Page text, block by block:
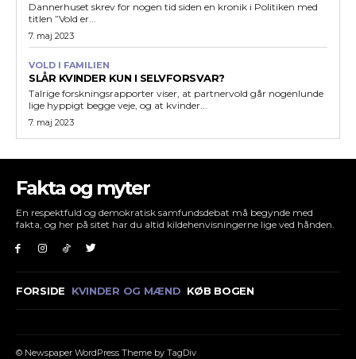
Dannerhuset skrev for nogen tid siden en kronik i Politiken med
titlen ”Vold er...
7. maj 2023
VOLD I FAMILIEN
SLÅR KVINDER KUN I SELVFORSVAR?
Talrige forskningsrapporter viser, at partnervold går nogenlunde
lige hyppigt begge veje, og at kvinder...
7. maj 2023
Fakta og myter
En respektfuld og demokratisk samfundsdebat må begynde med
fakta, og her på sitet har du altid kildehenvisningerne lige ved hånden.
FORSIDE KVINDER OG MÆND KØB BOGEN
© Newspaper WordPress Theme by TagDiv